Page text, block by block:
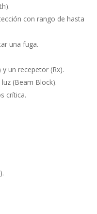
con rango de hasta
una fuga.
un recepetor (Rx).
(Beam Block).
crítica.